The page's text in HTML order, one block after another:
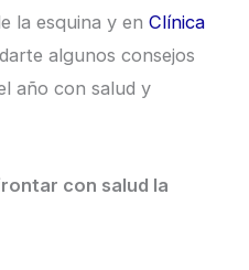
la esquina y en Clínica
algunos consejos
año con salud y
con salud la